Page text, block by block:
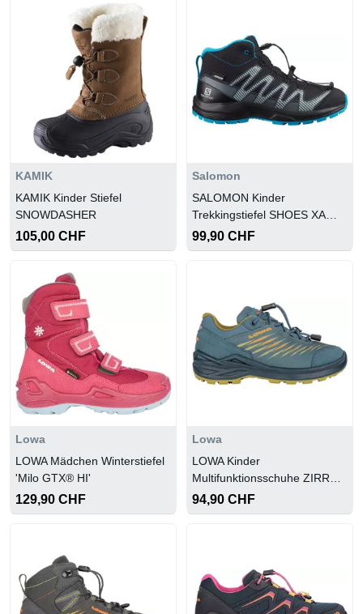
KAMIK
KAMIK Kinder Stiefel
SNOWDASHER
105,00 CHF
Salomon
SALOMON Kinder
Trekkingstiefel SHOES XA
PRO V8 MID CSWP J
Black/Monumen
99,90 CHF
Lowa
LOWA Mädchen Winterstiefel
'Milo GTX® HI'
129,90 CHF
Lowa
LOWA Kinder
Multifunktionsschuhe ZIRROX
II GTX LO JR
94,90 CHF